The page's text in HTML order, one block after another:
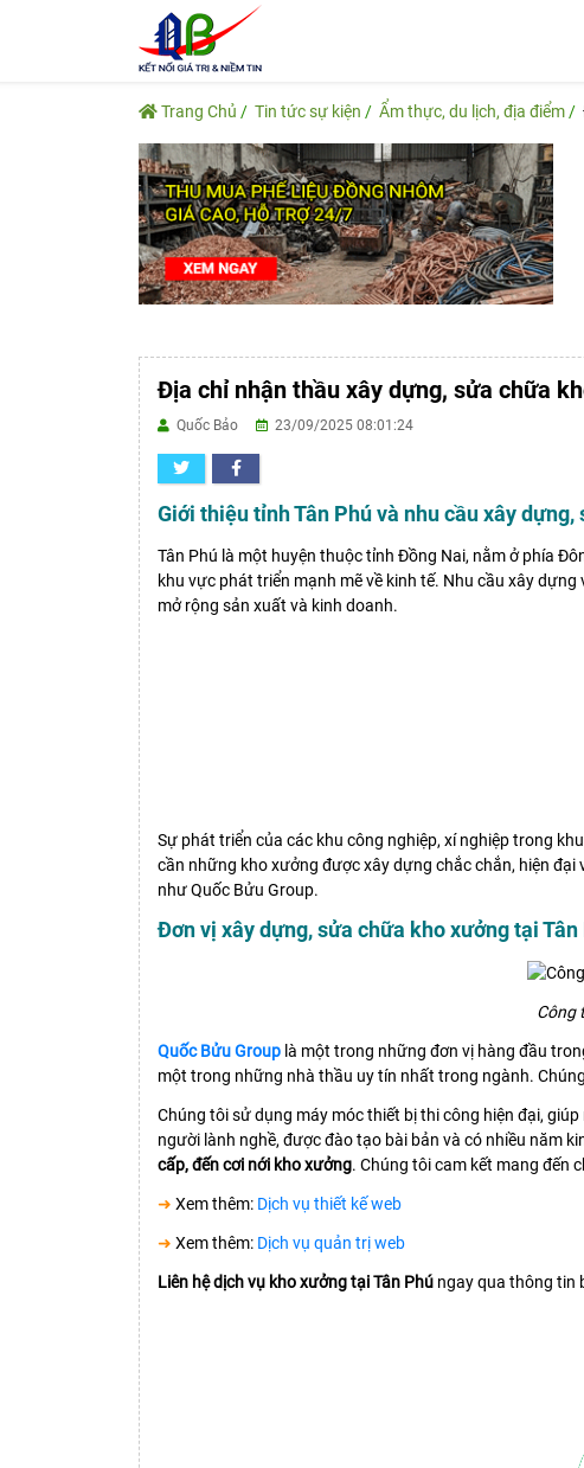
Trang Chủ Tin tức sự kiện Ẩm thực, du lịch, địa điểm
Địa chỉ nhận thầu xây dựng, sửa chữa
Quốc Bảo 23/09/2025 08:01:24
Giới thiệu tỉnh Tân Phú và nhu cầu xây
Tân Phú là một huyện thuộc tỉnh Đồng Nai, nằm ở phía
khu vực phát triển mạnh mẽ về kinh tế. Nhu cầu xây
mở rộng sản xuất và kinh doanh.
Sự phát triển của các khu công nghiệp, xí nghiệp trong
cần những kho xưởng được xây dựng chắc chắn, hiện
như Quốc Bửu Group.
Đơn vị xây dựng, sửa chữa kho xưởng tại
Công
Quốc Bửu Group là một trong những đơn vị hàng đầu
một trong những nhà thầu uy tín nhất trong ngành.
Chúng tôi sử dụng máy móc thiết bị thi công hiện đại,
người lành nghề, được đào tạo bài bản và có nhiều năm
cấp, đến cơi nới kho xưởng. Chúng tôi cam kết mang đến
➜ Xem thêm: Dịch vụ thiết kế web
➜ Xem thêm: Dịch vụ quản trị web
Liên hệ dịch vụ kho xưởng tại Tân Phú ngay qua thông tin